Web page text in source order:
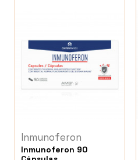
Inmunoferon
Inmunoferon 90